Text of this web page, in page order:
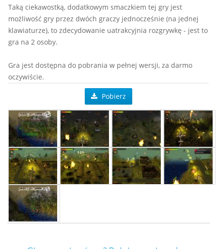
Taką ciekawostką, dodatkowym smaczkiem tej gry jest
możliwość gry przez dwóch graczy jednocześnie (na jednej
klawiaturze), to zdecydowanie uatrakcyjnia rozgrywkę - jest to
gra na 2 osoby.
Gra jest dostępna do pobrania w pełnej wersji, za darmo
oczywiście.
Pobierz